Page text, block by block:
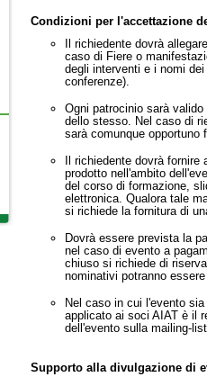
Condizioni per l'accettazione
Il richiedente dovrà
caso di Fiere o
degli interventi e i nomi
conferenze).
Ogni patrocinio sarà
dello stesso. Nel caso di
sarà comunque opportuno
Il richiedente dovrà
prodotto nell'ambito
del corso di formazione,
elettronica. Qualora tale
si richiede la fornitura di
Dovrà essere prevista la
nel caso di evento a
chiuso si richiede di
nominativi potranno
Nel caso in cui l'evento
applicato ai soci AIAT è il
dell'evento sulla mailing-
Supporto alla divulgazione di